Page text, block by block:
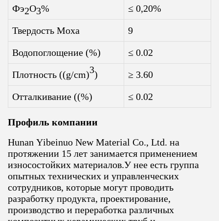
Фэ2О3% ≤ 0,20%
Твердость Моха 9
Водопоглощение (%) ≤ 0.02
Плотность ((g/cm)3) ≥ 3.60
Отталкивание ((%) ≤ 0.02
Профиль компании
Hunan Yibeinuo New Material Co., Ltd. на
протяжении 15 лет занимается применением
износостойких материалов.У нее есть группа
опытных технических и управленческих
сотрудников, которые могут проводить
разработку продукта, проектирование,
производство и переработка различных